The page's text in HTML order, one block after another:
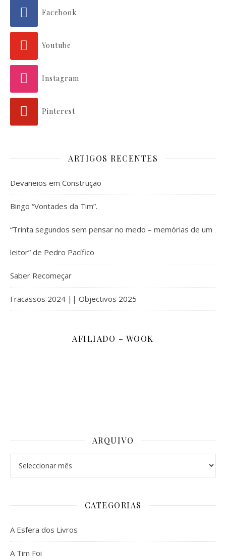
Facebook
Youtube
Instagram
Pinterest
ARTIGOS RECENTES
Devaneios em Construção
Bingo “Vontades da Tim”.
“Trinta segundos sem pensar no medo – memórias de um
leitor” de Pedro Pacífico
Saber Recomeçar
Fracassos 2024 || Objectivos 2025
AFILIADO – WOOK
ARQUIVO
CATEGORIAS
A Esfera dos Livros
A Tim Foi